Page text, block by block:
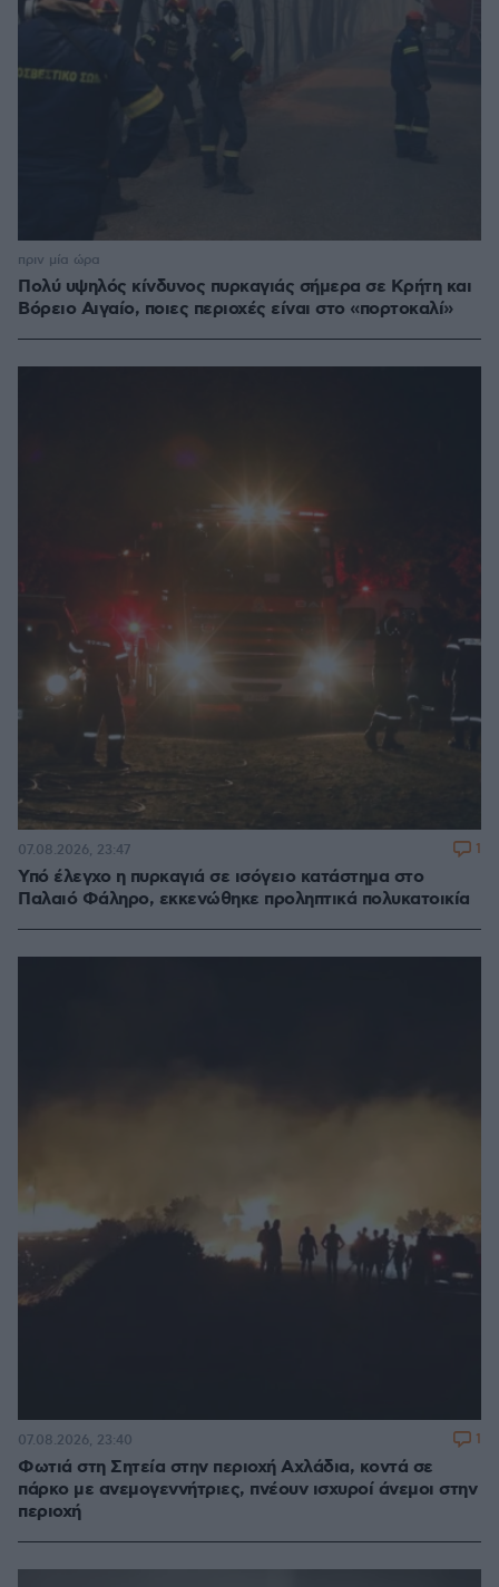
Πολύ υψηλός κίνδυνος πυρκαγιάς σήμερα σε Κρήτη και
Βόρειο Αιγαίο, ποιες περιοχές είναι στο «πορτοκαλί»
πριν μία ώρα
Υπό έλεγχο η πυρκαγιά σε ισόγειο κατάστημα στο
Παλαιό Φάληρο, εκκενώθηκε προληπτικά πολυκατοικία
07.08.2026, 23:47 1
Φωτιά στη Σητεία στην περιοχή Αχλάδια, κοντά σε
πάρκο με ανεμογεννήτριες, πνέουν ισχυροί άνεμοι στην
περιοχή
07.08.2026, 23:40 1